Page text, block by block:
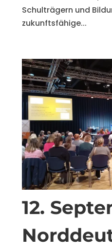
Schulträgern und
zukunftsfähige...
12.